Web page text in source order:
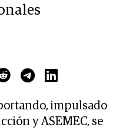
impulsado
y ASEMEC, se